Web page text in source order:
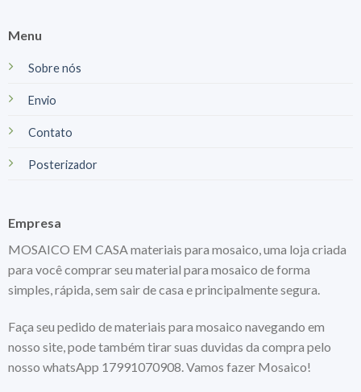
Menu
Sobre nós
Envio
Contato
Posterizador
Empresa
MOSAICO EM CASA materiais para mosaico, uma loja criada
para você comprar seu material para mosaico de forma
simples, rápida, sem sair de casa e principalmente segura.
Faça seu pedido de materiais para mosaico navegando em
nosso site, pode também tirar suas duvidas da compra pelo
nosso whatsApp 17991070908. Vamos fazer Mosaico!